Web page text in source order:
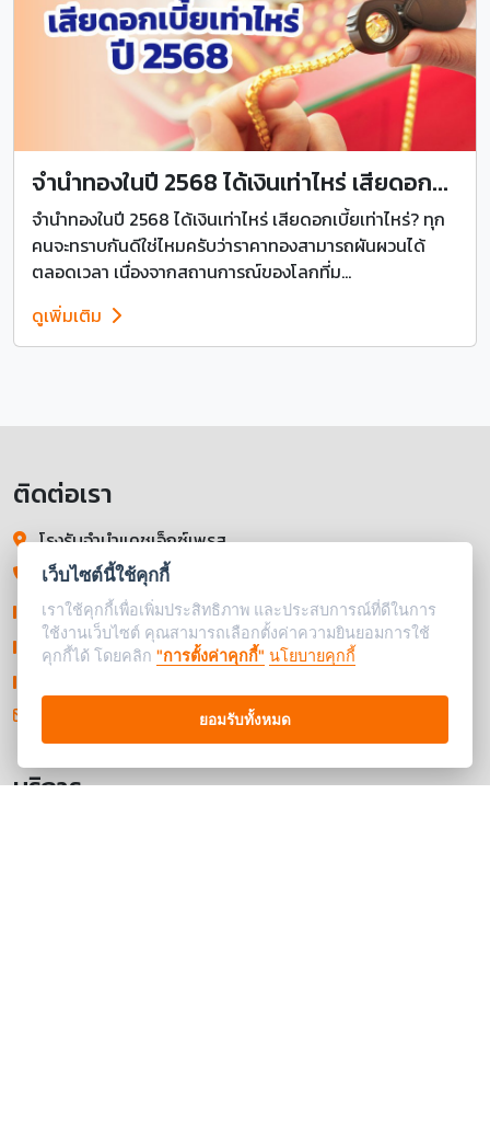
จำนำทองในปี 2568 ได้เงินเท่าไหร่ เสียดอก...
จำนำทองในปี 2568 ได้เงินเท่าไหร่ เสียดอกเบี้ยเท่าไหร่? ทุก
คนจะทราบกันดีใช่ไหมครับว่าราคาทองสามารถผันผวนได้
ตลอดเวลา เนื่องจากสถานการณ์ของโลกที่ม...
ดูเพิ่มเติม
ติดต่อเรา
โรงรับจำนำแคชเอ็กซ์เพรส
237-239 ถนนพระราม 4 แขวงรองเมือง
เขตปทุมวัน กรุงเทพมหานคร 10330
064-060-5190
contact@cashexpress-pawn.com
บริการ
เว็บไซต์นี้ใช้คุกกี้
เราใช้คุกกี้เพื่อเพิ่มประสิทธิภาพ และประสบการณ์ที่ดีในการ
ใช้งานเว็บไซต์ คุณสามารถเลือกตั้งค่าความยินยอมการใช้
คุกกี้ได้ โดยคลิก"การตั้งค่าคุกกี้" นโยบายคุกกี้
ยอมรับทั้งหมด